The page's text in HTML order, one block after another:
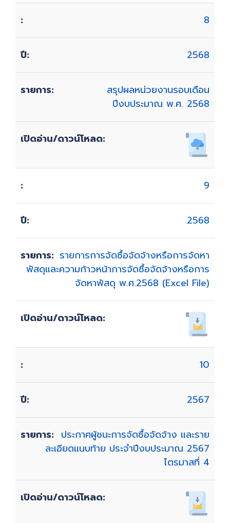
8
2568
สรุปผลหน่วยงานรอบเดือน
ปีงบประมาณ พ.ศ. 2568
9
2568
รายการการจัดซื้อจัดจ้างหรือการจัดหา
พัสดุและความก้าวหน้าการจัดซื้อจัดจ้างหรือการ
จัดหาพัสดุ พ.ศ.2568 (Excel File)
10
2567
ประกาศผู้ชนะการจัดซื้อจัดจ้าง และราย
ละเอียดแนบท้าย ประจำปีงบประมาณ 2567
ไตรมาสที่ 4